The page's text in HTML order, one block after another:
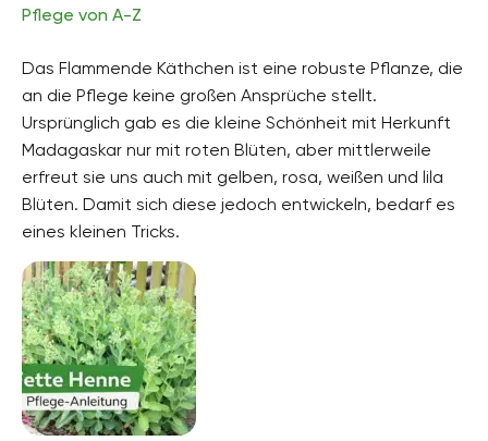
Pflege von A-Z
Das Flammende Käthchen ist eine robuste Pflanze, die
an die Pflege keine großen Ansprüche stellt.
Ursprünglich gab es die kleine Schönheit mit Herkunft
Madagaskar nur mit roten Blüten, aber mittlerweile
erfreut sie uns auch mit gelben, rosa, weißen und lila
Blüten. Damit sich diese jedoch entwickeln, bedarf es
eines kleinen Tricks.